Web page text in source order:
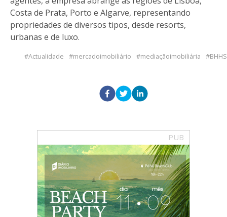
Costa de Prata, Porto e Algarve, representando
propriedades de diversos tipos, desde resorts,
urbanas e de luxo.
Actualidade mercadoimobiliário mediaçãoimobiliária BHHS
PUB